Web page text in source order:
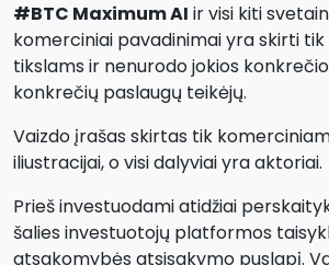
#BTC Maximum AI ir visi kiti
komerciniai pavadinimai yra skirti
tikslams ir nenurodo jokios
konkrečių paslaugų teikėjų.
Vaizdo įrašas skirtas tik
iliustracijai, o visi dalyviai yra aktoriai.
Prieš investuodami atidžiai
šalies investuotojų platformos
atsakomybės atsisakymo puslapį.